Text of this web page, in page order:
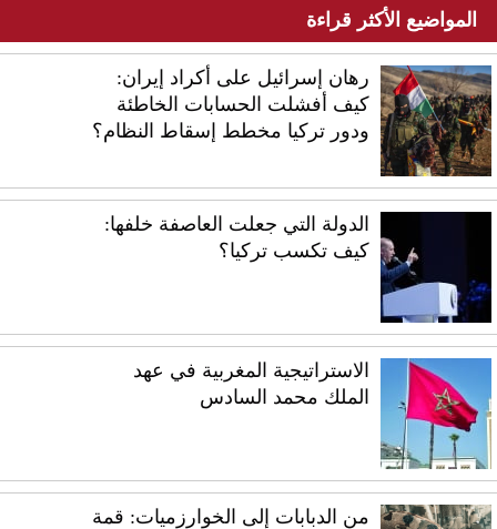
المواضيع الأكثر قراءة
رهان إسرائيل على أكراد إيران:
كيف أفشلت الحسابات الخاطئة
ودور تركيا مخطط إسقاط النظام؟
الدولة التي جعلت العاصفة خلفها:
كيف تكسب تركيا؟
الاستراتيجية المغربية في عهد
الملك محمد السادس
من الدبابات إلى الخوارزميات: قمة